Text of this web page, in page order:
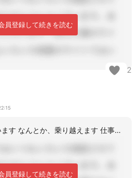
員登録して続きを読む
2
ありがとうございます なんとか、乗り越えます 仕事もあるし研修ってつらいです
員登録して続きを読む